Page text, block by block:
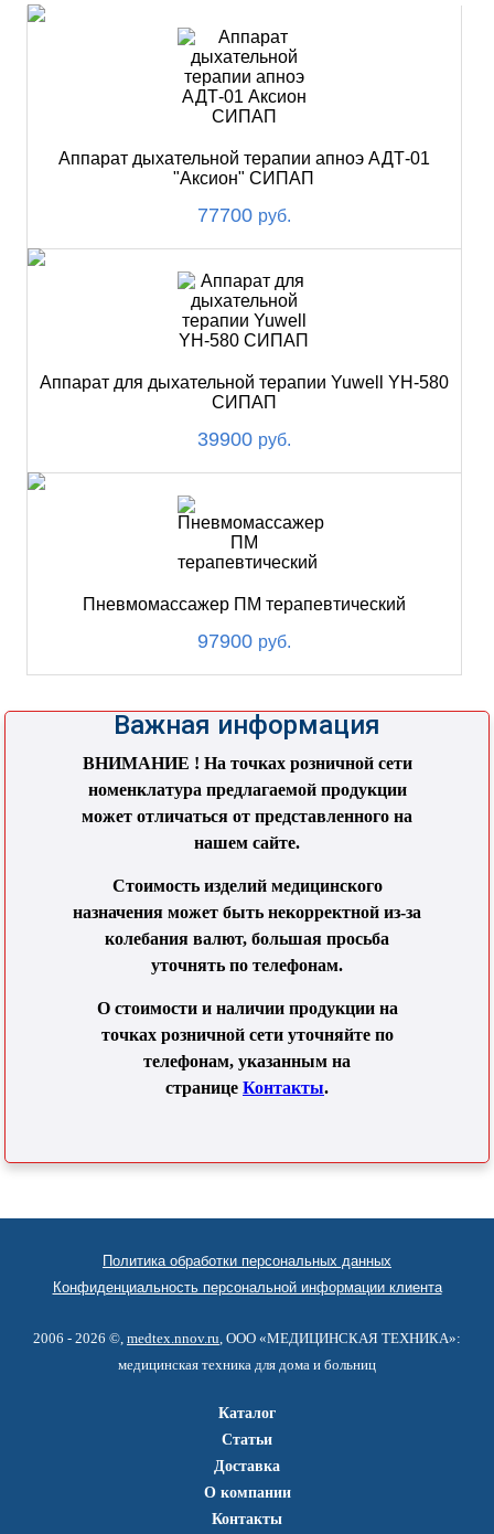
Аппарат дыхательной терапии апноэ АДТ-01
"Аксион" СИПАП
77700 руб.
Аппарат для дыхательной терапии Yuwell YH-580
СИПАП
39900 руб.
Пневмомассажер ПМ терапевтический
97900 руб.
Важная информация
ВНИМАНИЕ ! На точках розничной сети
номенклатура предлагаемой продукции
может отличаться от представленного на
нашем сайте.
Стоимость изделий медицинского
назначения может быть некорректной из-за
колебания валют, большая просьба
уточнять по телефонам.
О стоимости и наличии продукции на
точках розничной сети уточняйте по
телефонам, указанным на
странице Контакты.
Политика обработки персональных данных
Конфиденциальность персональной информации клиента
2006 - 2026 ©, medtex.nnov.ru , ООО «МЕДИЦИНСКАЯ ТЕХНИКА»:
медицинская техника для дома и больниц
Каталог
Статьи
Доставка
О компании
Контакты